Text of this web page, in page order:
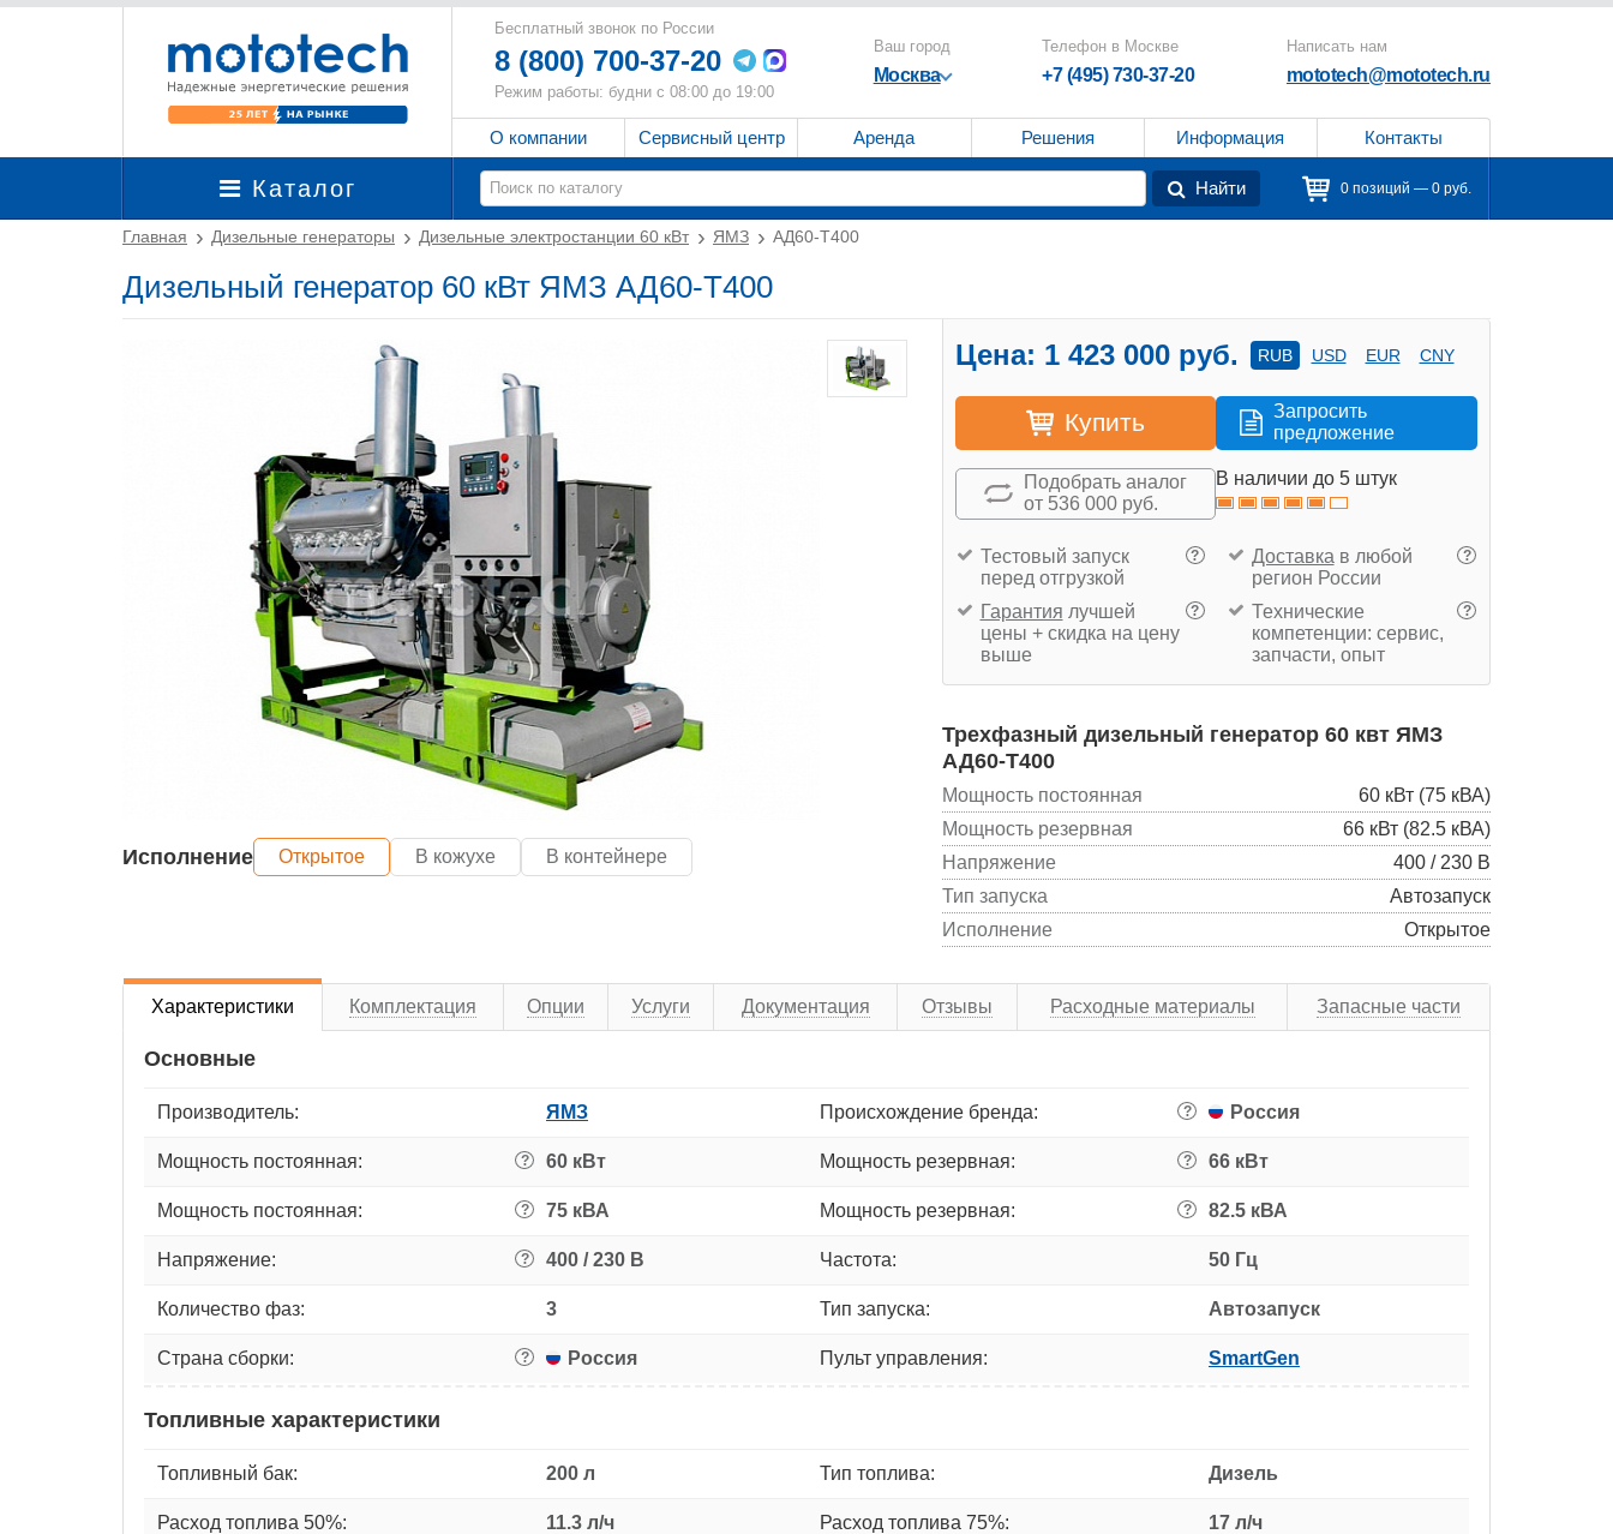
Бесплатный звонок по России
8 (800) 700-37-20
Режим работы: будни с 08:00 до 19:00
Ваш город
Москва
Телефон в Москве
+7 (495) 730-37-20
Написать нам
mototech@mototech.ru
О компании Сервисный центр Аренда Решения Информация Контакты
Каталог Найти 0 позиций — 0 руб.
Главная Дизельные генераторы Дизельные электростанции 60 кВт ЯМЗ АД60-T400
Дизельный генератор 60 кВт ЯМЗ АД60-T400
Исполнение Открытое В кожухе В контейнере
Цена: 1 423 000 руб. RUB USD EUR CNY
Купить
Запросить
предложение
Подобрать аналог
от 536 000 руб.
В наличии до 5 штук
?
Тестовый запуск
перед отгрузкой
?
Доставка в любой
регион России
?
Гарантия лучшей
цены + скидка на цену
выше
?
Технические
компетенции: сервис,
запчасти, опыт
Трехфазный дизельный генератор 60 квт ЯМЗ
АД60-T400
Мощность постоянная
60 кВт (75 кВА)
Мощность резервная
66 кВт (82.5 кВА)
Напряжение
400 / 230 В
Тип запуска
Автозапуск
Исполнение
Открытое
Характеристики Комплектация Опции Услуги Документация Отзывы Расходные материалы Запасные части
Основные
Производитель: ЯМЗ Происхождение бренда: ? Россия
Мощность постоянная: ? 60 кВт Мощность резервная: ? 66 кВт
Мощность постоянная: ? 75 кВА Мощность резервная: ? 82.5 кВА
Напряжение: ? 400 / 230 В Частота: 50 Гц
Количество фаз: 3 Тип запуска: Автозапуск
Страна сборки: ? Россия Пульт управления: SmartGen
Топливные характеристики
Топливный бак: 200 л Тип топлива: Дизель
Расход топлива 50%: 11.3 л/ч Расход топлива 75%: 17 л/ч